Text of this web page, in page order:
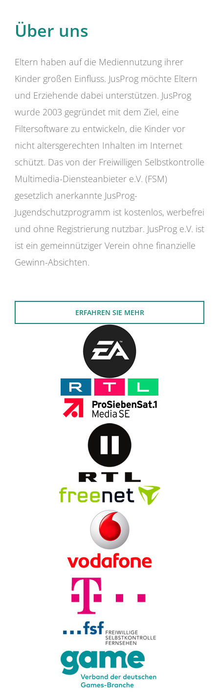
Über uns
Eltern haben auf die Mediennutzung ihrer
Kinder großen Einfluss. JusProg möchte Eltern
und Erziehende dabei unterstützen. JusProg
wurde 2003 gegründet mit dem Ziel, eine
Filtersoftware zu entwickeln, die Kinder vor
nicht altersgerechten Inhalten im Internet
schützt. Das von der Freiwilligen Selbstkontrolle
Multimedia-Diensteanbieter e.V. (FSM)
gesetzlich anerkannte JusProg-
Jugendschutzprogramm ist kostenlos, werbefrei
und ohne Registrierung nutzbar. JusProg e.V. ist
ist ein gemeinnütziger Verein ohne finanzielle
Gewinn-Absichten.
ERFAHREN SIE MEHR